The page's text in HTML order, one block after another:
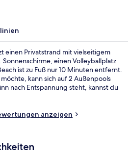
einen Privatstrand mit vielseitigem
einen Volleyballplatz
ist zu Fuß nur 10 Minuten entfernt.
kann sich auf 2 Außenpools
nach Entspannung steht, kannst du
3 Restaurants und 2 Poolbars. Als
anzeigen